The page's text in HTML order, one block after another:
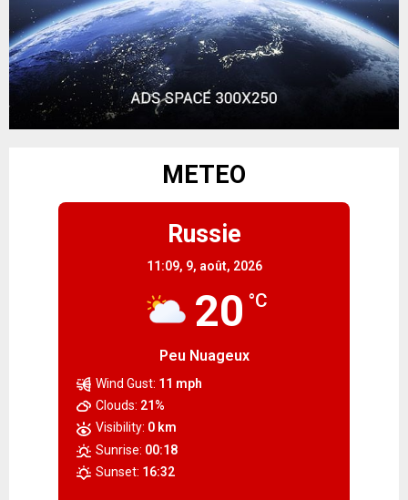
METEO
Russie
11:09, 9, août, 2026
20 °C
Peu Nuageux
Wind Gust: 11 mph
Clouds: 21%
Visibility: 0 km
Sunrise: 00:18
Sunset: 16:32